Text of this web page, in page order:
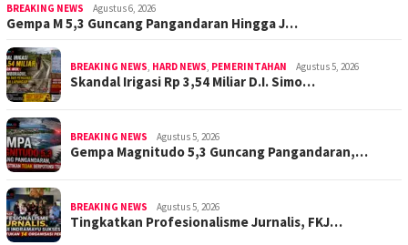
BREAKING NEWS Agustus 6, 2026
Gempa M 5,3 Guncang Pangandaran Hingga J…
BREAKING NEWS HARD NEWS PEMERINTAHAN Agustus 5, 2026
Skandal Irigasi Rp 3,54 Miliar D.I. Simo…
BREAKING NEWS Agustus 5, 2026
Gempa Magnitudo 5,3 Guncang Pangandaran,…
BREAKING NEWS Agustus 5, 2026
Tingkatkan Profesionalisme Jurnalis, FKJ…